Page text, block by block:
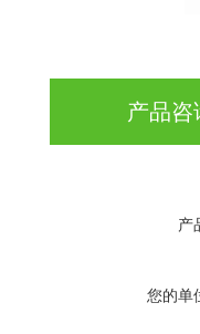
产品咨
产
您的单